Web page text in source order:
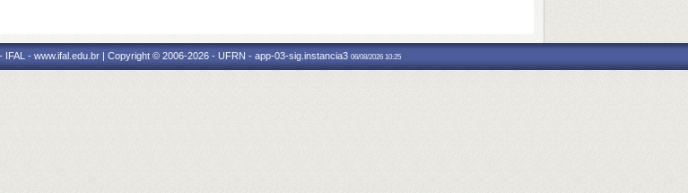
- www.ifal.edu.br | Copyright © 2006-2026 - UFRN - app-03-sig.instancia3 06/08/2026 10:25